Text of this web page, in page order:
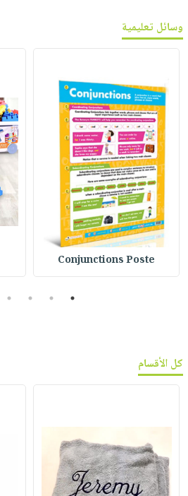
وسائل تعليمية
Conjunctions Poste
1
2
3
4
كل الأقسام